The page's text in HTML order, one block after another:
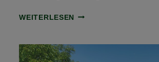
WEITERLESEN MIT
DURCH